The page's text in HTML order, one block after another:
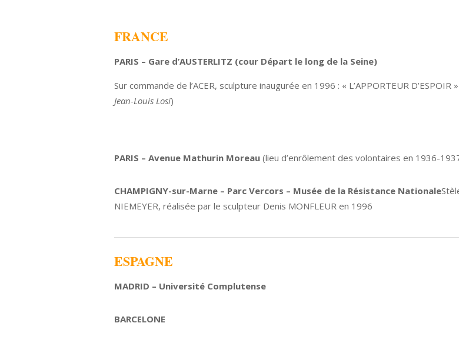
FRANCE
PARIS – Gare d’AUSTERLITZ (cour Départ le long de la Seine)
Sur commande de l’ACER, sculpture inaugurée en 1996 : « L’APPORTEUR D’ESPOIR
Jean-Louis Losi)
PARIS – Avenue Mathurin Moreau(lieu d’enrôlement des volontaires en 1936-
CHAMPIGNY-sur-Marne – Parc Vercors – Musée de la Résistance Nationale
NIEMEYER, réalisée par le sculpteur Denis MONFLEUR en 1996
ESPAGNE
MADRID – Université Complutense
BARCELONE